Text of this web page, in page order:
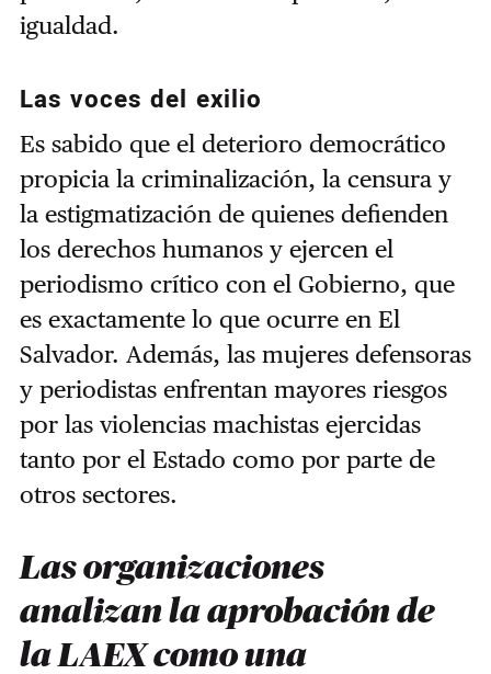
igualdad.
Las voces del exilio
Es sabido que el deterioro democrático
propicia la criminalización, la censura y
la estigmatización de quienes defienden
los derechos humanos y ejercen el
periodismo crítico con el Gobierno, que
es exactamente lo que ocurre en El
Salvador. Además, las mujeres defensoras
y periodistas enfrentan mayores riesgos
por las violencias machistas ejercidas
tanto por el Estado como por parte de
otros sectores.
Las organizaciones
analizan la aprobación de
la LAEX como una